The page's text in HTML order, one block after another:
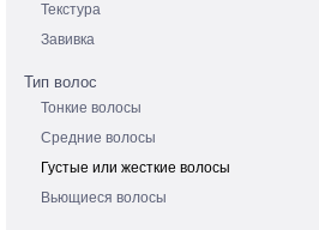
Текстура
Завивка
Тип волос
Тонкие волосы
Средние волосы
Густые или жесткие волосы
Вьющиеся волосы